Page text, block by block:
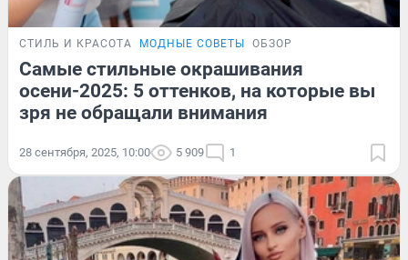
СТИЛЬ И КРАСОТА МОДНЫЕ СОВЕТЫ ОБЗОР
Самые стильные окрашивания
осени-2025: 5 оттенков, на которые вы
зря не обращали внимания
28 сентября, 2025, 10:00 5 909 1